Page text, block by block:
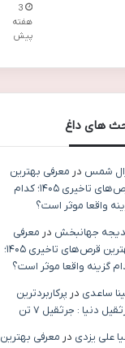
3
هفته
پیش
های داغ
شمس در معرفی بهترین
قرص‌های تاخیری ۱۴۰۵؛ کدام
واقعا موثر است؟
جهانبخش در معرفی
بهترین قرص‌های تاخیری ۱۴۰۵؛
گزینه واقعا موثر است؟
ساعدی در پرکاربردترین
دنیا : جرثقیل ۷ تن
علی یزدی در معرفی بهترین